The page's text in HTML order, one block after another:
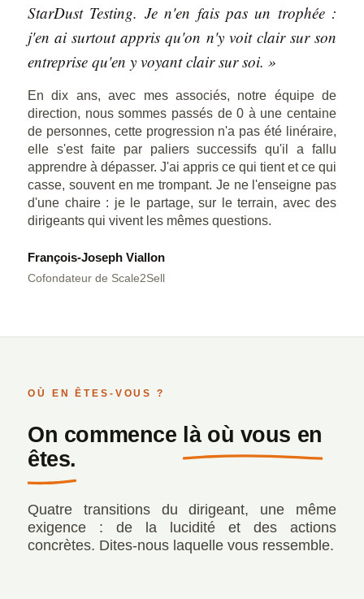
StarDust Testing. Je n'en fais pas un trophée :
j'en ai surtout appris qu'on n'y voit clair sur son
entreprise qu'en y voyant clair sur soi. »
En dix ans, avec mes associés, notre équipe de
direction, nous sommes passés de 0 à une centaine
de personnes, cette progression n'a pas été linéraire,
elle s'est faite par paliers successifs qu'il a fallu
apprendre à dépasser. J'ai appris ce qui tient et ce qui
casse, souvent en me trompant. Je ne l'enseigne pas
d'une chaire : je le partage, sur le terrain, avec des
dirigeants qui vivent les mêmes questions.
François-Joseph Viallon
Cofondateur de Scale2Sell
OÙ EN ÊTES-VOUS ?
On commence là où vous en
êtes.
Quatre transitions du dirigeant, une même
exigence : de la lucidité et des actions
concrètes. Dites-nous laquelle vous ressemble.